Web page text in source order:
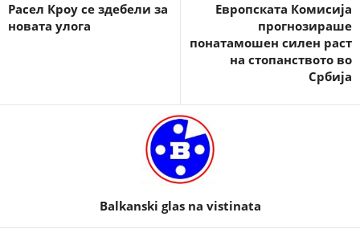
Расел Кроу се здебели за
новата улога
Европската Комисија
прогнозираше
понатамошен силен раст
на стопанството во
Србија
Balkanski glas na vistinata